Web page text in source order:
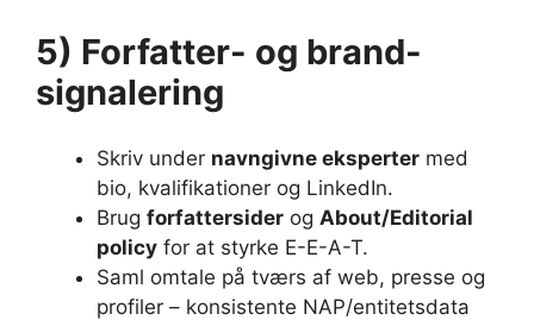
5) Forfatter- og brand-
signalering
Skriv under navngivne eksperter med
bio, kvalifikationer og LinkedIn.
Brug forfattersider og About/Editorial
policy for at styrke E-E-A-T.
Saml omtale på tværs af web, presse og
profiler – konsistente NAP/entitetsdata